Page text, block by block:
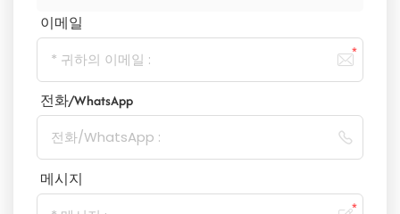
이메일
전화/WhatsApp
메시지